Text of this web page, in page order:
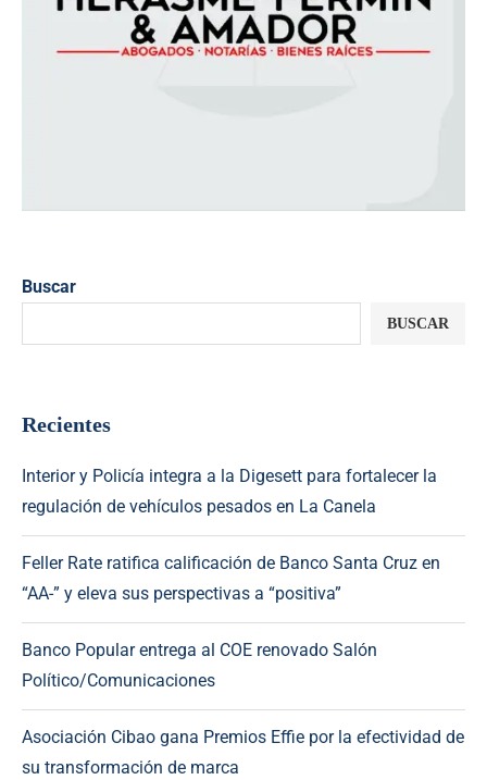
Buscar
BUSCAR
Recientes
Interior y Policía integra a la Digesett para fortalecer la
regulación de vehículos pesados en La Canela
Feller Rate ratifica calificación de Banco Santa Cruz en
“AA-” y eleva sus perspectivas a “positiva”
Banco Popular entrega al COE renovado Salón
Político/Comunicaciones
Asociación Cibao gana Premios Effie por la efectividad de
su transformación de marca